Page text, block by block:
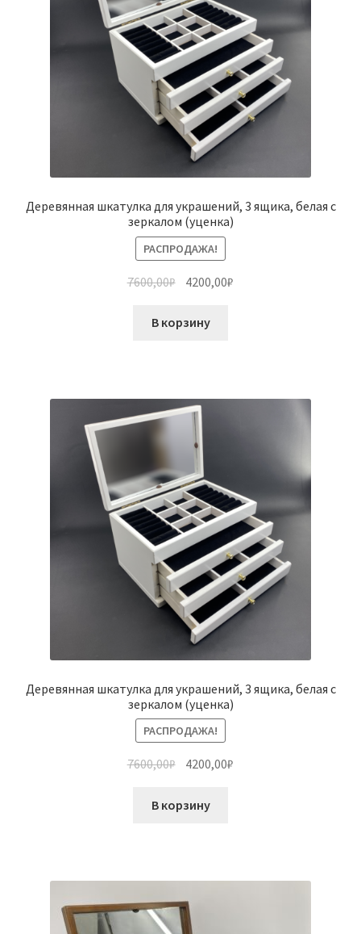
Деревянная шкатулка для украшений, 3 ящика, белая с
зеркалом (уценка)
РАСПРОДАЖА!
7600,00₽ 4200,00₽
В корзину
Деревянная шкатулка для украшений, 3 ящика, белая с
зеркалом (уценка)
РАСПРОДАЖА!
7600,00₽ 4200,00₽
В корзину